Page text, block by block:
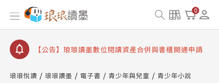
0
【公告】琅琅書店服務升級重要說明及資產合併結果
查詢
【公告】因 Readmoo 讀墨系統維護中，本站同步暫
【公告】琅琅讀墨數位閱讀資產合併與書櫃開通申請
琅琅悅讀 琅琅讀墨 電子書 青少年與兒童
青少年小說